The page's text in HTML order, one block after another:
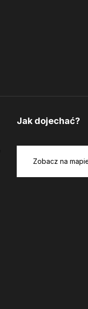
Jak dojechać?
Zobacz na